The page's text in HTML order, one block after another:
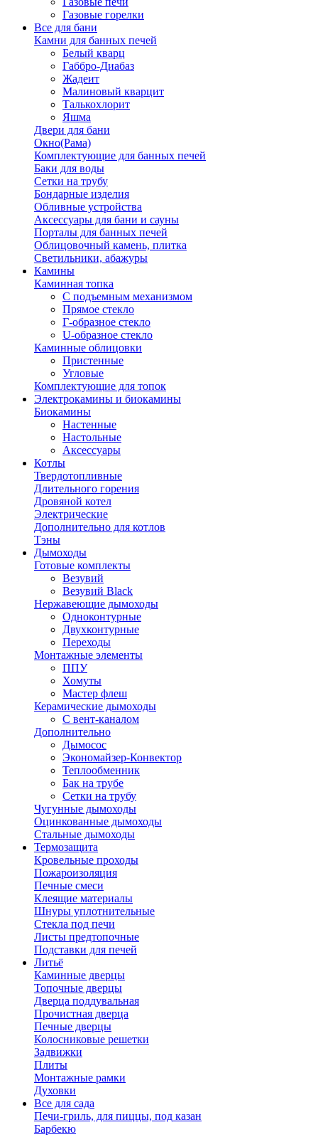
Газовые горелки
Все для бани
Камни для банных печей
Белый кварц
Габбро-Диабаз
Жадеит
Малиновый кварцит
Талькохлорит
Яшма
Двери для бани
Окно(Рама)
Комплектующие для банных печей
Баки для воды
Сетки на трубу
Бондарные изделия
Обливные устройства
Аксессуары для бани и сауны
Порталы для банных печей
Облицовочный камень, плитка
Светильники, абажуры
Камины
Каминная топка
С подъемным механизмом
Прямое стекло
Г-образное стекло
U-образное стекло
Каминные облицовки
Пристенные
Угловые
Комплектующие для топок
Электрокамины и биокамины
Биокамины
Настенные
Настольные
Аксессуары
Котлы
Твердотопливные
Длительного горения
Дровяной котел
Электрические
Дополнительно для котлов
Тэны
Дымоходы
Готовые комплекты
Везувий
Везувий Black
Нержавеющие дымоходы
Одноконтурные
Двухконтурные
Переходы
Монтажные элементы
ППУ
Хомуты
Мастер флеш
Керамические дымоходы
С вент-каналом
Дополнительно
Дымосос
Экономайзер-Конвектор
Теплообменник
Бак на трубе
Сетки на трубу
Чугунные дымоходы
Оцинкованные дымоходы
Стальные дымоходы
Термозащита
Кровельные проходы
Пожароизоляция
Печные смеси
Клеящие материалы
Шнуры уплотнительные
Стекла под печи
Листы предтопочные
Подставки для печей
Литьё
Каминные дверцы
Топочные дверцы
Дверца поддувальная
Прочистная дверца
Печные дверцы
Колосниковые решетки
Задвижки
Плиты
Монтажные рамки
Духовки
Все для сада
Печи-гриль, для пиццы, под казан
Барбекю